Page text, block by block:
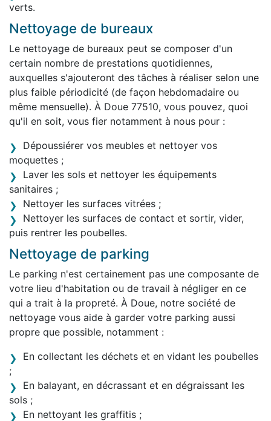
verts.
Nettoyage de bureaux
Le nettoyage de bureaux peut se composer d'un
certain nombre de prestations quotidiennes,
auxquelles s'ajouteront des tâches à réaliser selon une
plus faible périodicité (de façon hebdomadaire ou
même mensuelle). À Doue 77510, vous pouvez, quoi
qu'il en soit, vous fier notamment à nous pour :
Dépoussiérer vos meubles et nettoyer vos
moquettes ;
Laver les sols et nettoyer les équipements
sanitaires ;
Nettoyer les surfaces vitrées ;
Nettoyer les surfaces de contact et sortir, vider,
puis rentrer les poubelles.
Nettoyage de parking
Le parking n'est certainement pas une composante de
votre lieu d'habitation ou de travail à négliger en ce
qui a trait à la propreté. À Doue, notre société de
nettoyage vous aide à garder votre parking aussi
propre que possible, notamment :
En collectant les déchets et en vidant les poubelles
;
En balayant, en décrassant et en dégraissant les
sols ;
En nettoyant les graffitis ;